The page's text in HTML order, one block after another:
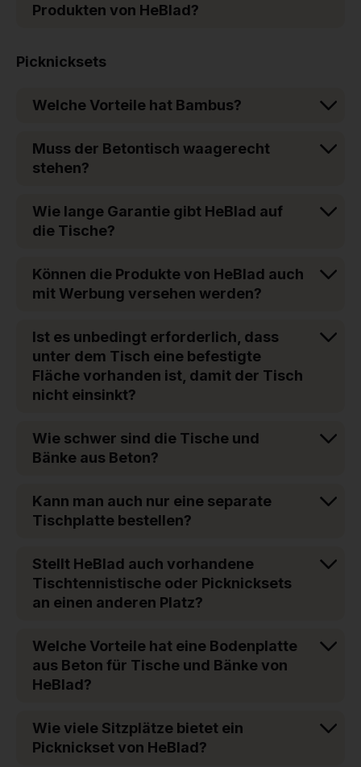
Produkten von HeBlad?
Picknicksets
Welche Vorteile hat Bambus?
Muss der Betontisch waagerecht
stehen?
Wie lange Garantie gibt HeBlad auf
die Tische?
Können die Produkte von HeBlad auch
mit Werbung versehen werden?
Ist es unbedingt erforderlich, dass
unter dem Tisch eine befestigte
Fläche vorhanden ist, damit der Tisch
nicht einsinkt?
Wie schwer sind die Tische und
Bänke aus Beton?
Kann man auch nur eine separate
Tischplatte bestellen?
Stellt HeBlad auch vorhandene
Tischtennistische oder Picknicksets
an einen anderen Platz?
Welche Vorteile hat eine Bodenplatte
aus Beton für Tische und Bänke von
HeBlad?
Wie viele Sitzplätze bietet ein
Picknickset von HeBlad?